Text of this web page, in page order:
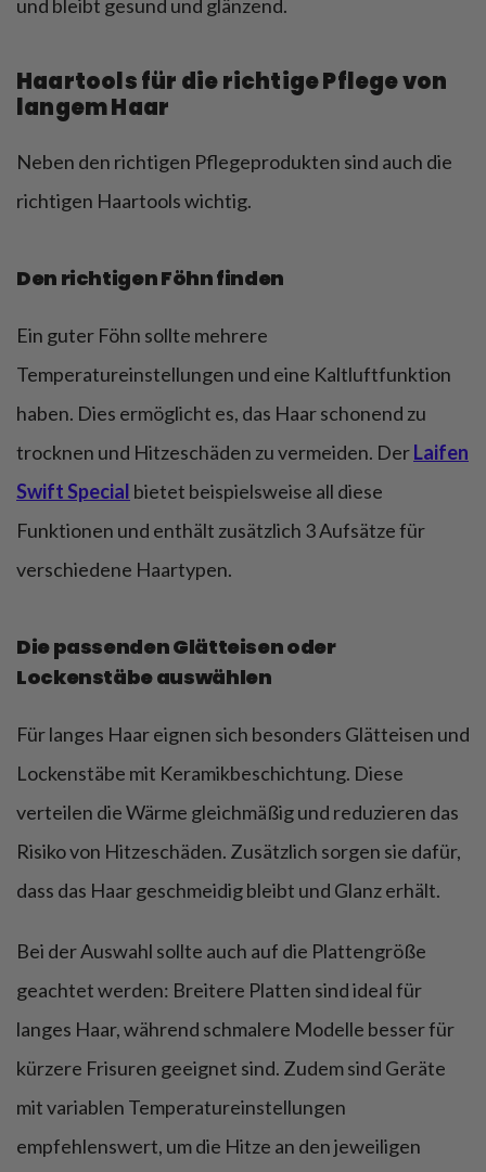
und bleibt gesund und glänzend.
Haartools für die richtige Pflege von
langem Haar
Neben den richtigen Pflegeprodukten sind auch die
richtigen Haartools wichtig.
Den richtigen Föhn finden
Ein guter Föhn sollte mehrere
Temperatureinstellungen und eine Kaltluftfunktion
haben. Dies ermöglicht es, das Haar schonend zu
trocknen und Hitzeschäden zu vermeiden. DerLaifen
Swift Special bietet beispielsweise all diese
Funktionen und enthält zusätzlich 3 Aufsätze für
verschiedene Haartypen.
Die passenden Glätteisen oder
Lockenstäbe auswählen
Für langes Haar eignen sich besonders Glätteisen und
Lockenstäbe mit Keramikbeschichtung. Diese
verteilen die Wärme gleichmäßig und reduzieren das
Risiko von Hitzeschäden. Zusätzlich sorgen sie dafür,
dass das Haar geschmeidig bleibt und Glanz erhält.
Bei der Auswahl sollte auch auf die Plattengröße
geachtet werden: Breitere Platten sind ideal für
langes Haar, während schmalere Modelle besser für
kürzere Frisuren geeignet sind. Zudem sind Geräte
mit variablen Temperatureinstellungen
empfehlenswert, um die Hitze an den jeweiligen